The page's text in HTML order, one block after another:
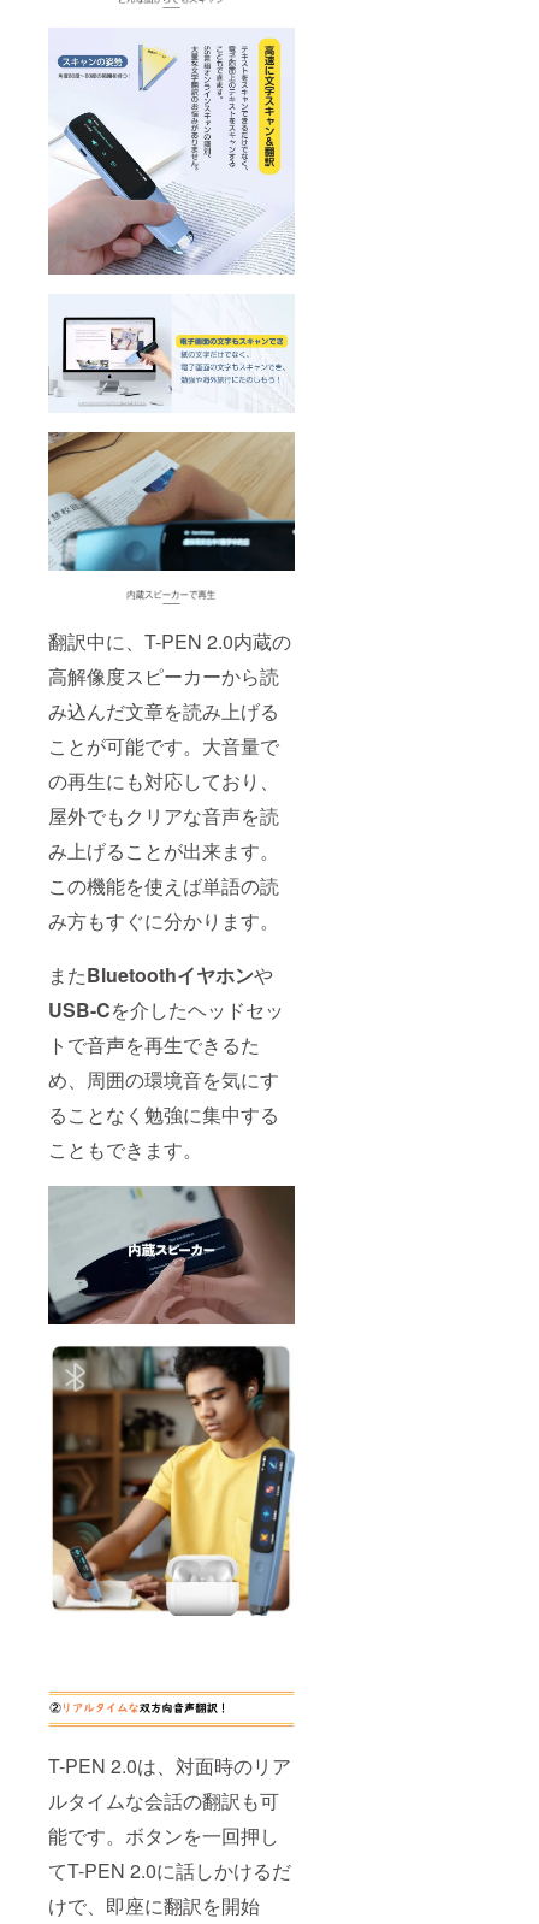
翻訳中に、T-PEN 2.0内蔵の
高解像度スピーカーから読
み込んだ文章を読み上げる
ことが可能です。大音量で
の再生にも対応しており、
屋外でもクリアな音声を読
み上げることが出来ます。
この機能を使えば単語の読
み方もすぐに分かります。
またBluetoothイヤホンや
USB-Cを介したヘッドセッ
トで音声を再生できるた
め、周囲の環境音を気にす
ることなく勉強に集中する
こともできます。
T-PEN 2.0は、対面時のリア
ルタイムな会話の翻訳も可
能です。ボタンを一回押し
てT-PEN 2.0に話しかけるだ
けで、即座に翻訳を開始